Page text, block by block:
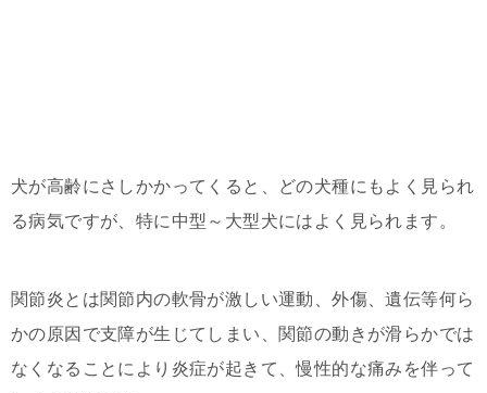
犬が高齢にさしかかってくると、どの犬種にもよく見られ
る病気ですが、特に中型～大型犬にはよく見られます。
関節炎とは関節内の軟骨が激しい運動、外傷、遺伝等何ら
かの原因で支障が生じてしまい、関節の動きが滑らかでは
なくなることにより炎症が起きて、慢性的な痛みを伴って